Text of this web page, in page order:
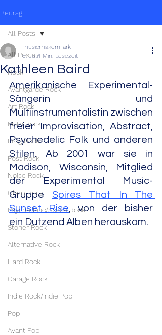
Beitrag
All Posts
Rock
Avantgarde Rock
Art Rock
Math Rock
Prog Rock
Post Rock
Noise Rock
Glam Rock
Psychedelic/Space Rock
Stoner Rock
Alternative Rock
Hard Rock
Garage Rock
Indie Rock/Indie Pop
Pop
Avant Pop
All Posts
Kathleen Baird
musicmakermark
6. Juli1 Min. Lesezeit
Amerikanische Experimental-
Sängerin und
Multiinstrumentalistin zwischen
freier Improvisation, Abstract,
Psychedelic Folk und anderen
Stilen. Ab 2001 war sie in
Madison, Wisconsin, Mitglied
der Experimental Music-
Gruppe Spires That In The
Sunset Rise, von der bisher
ein Dutzend Alben herauskam.